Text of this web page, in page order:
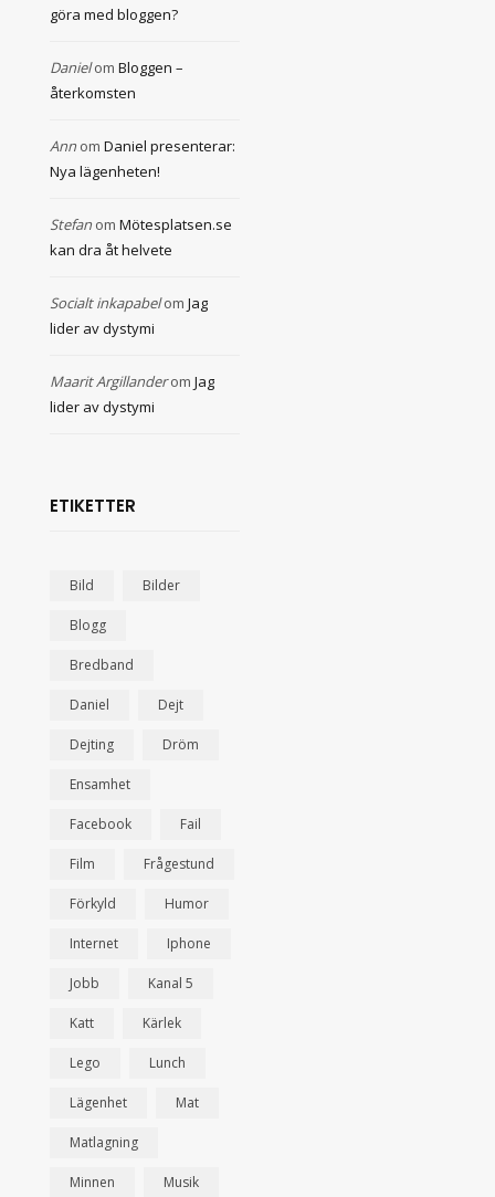
göra med bloggen?
Danielom Bloggen –
återkomsten
Ann om Daniel presenterar:
Nya lägenheten!
Stefan om Mötesplatsen.se
kan dra åt helvete
Socialt inkapabelom Jag
lider av dystymi
Maarit Argillanderom Jag
lider av dystymi
ETIKETTER
Bild Bilder
Blogg
Bredband
Daniel Dejt
Dejting Dröm
Ensamhet
Facebook Fail
Film Frågestund
Förkyld Humor
Internet Iphone
Jobb Kanal 5
Katt Kärlek
Lego Lunch
Lägenhet Mat
Matlagning
Minnen Musik